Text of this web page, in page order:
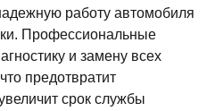
работу автомобиля
Профессиональные
и замену всех
предотвратит
срок службы